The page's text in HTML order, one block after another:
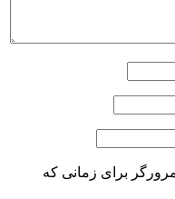
برای زمانی که